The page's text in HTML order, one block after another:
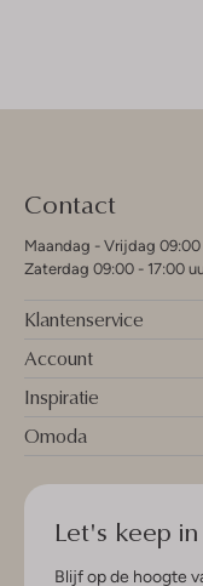
Contact
Maandag - Vrijdag 09:00
Zaterdag 09:00 - 17:00
Klantenservice
Account
Inspiratie
Omoda
Let's keep
Blijf op de hoogte